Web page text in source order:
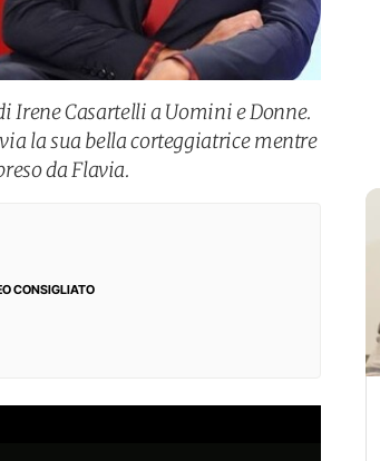
Casartelli a Uomini e Donne.
la sua bella corteggiatrice mentre
da Flavia.
CONSIGLIATO